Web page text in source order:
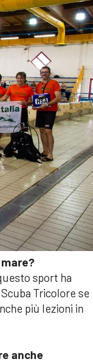
sport ha
Tricolore se
più lezioni in
anche